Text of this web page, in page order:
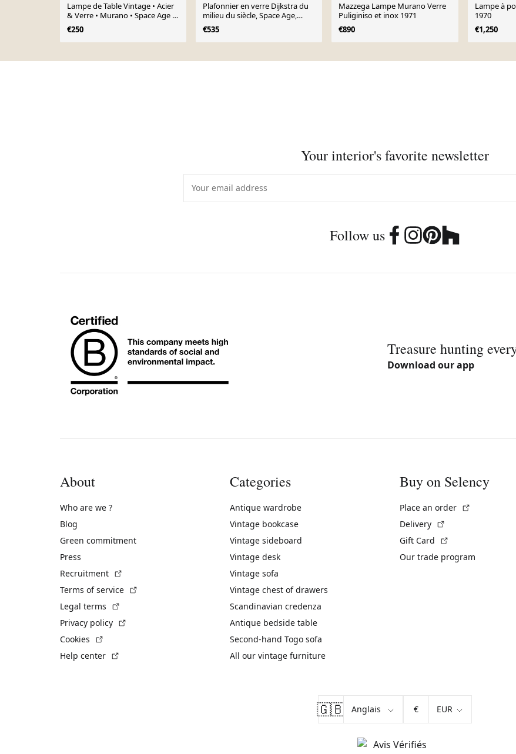
Lampe de Table Vintage • Acier
& Verre • Murano • Space Age •
1970
€250
Plafonnier en verre Dijkstra du
milieu du siècle, Space Age,
années 1970
€535
Mazzega Lampe Murano Verre
Puliginiso et inox 1971
€890
Lampe à
1970
€1,250
Your interior's favorite newsletter
Follow us
Treasure hunting
Download our app
About
Who are we ?
Blog
Green commitment
Press
Recruitment
Terms of service
Legal terms
Privacy policy
Cookies
Help center
Categories
Antique wardrobe
Vintage bookcase
Vintage sideboard
Vintage desk
Vintage sofa
Vintage chest of drawers
Scandinavian credenza
Antique bedside table
Second-hand Togo sofa
All our vintage furniture
Buy on Selency
Place an order
Delivery
Gift Card
Our trade program
🇬🇧 €